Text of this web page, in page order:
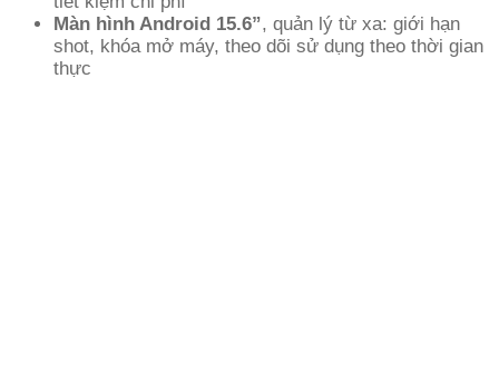
Màn hình Android 15.6”, quản lý từ xa: giới hạn
shot, khóa mở máy, theo dõi sử dụng theo thời gian
thực